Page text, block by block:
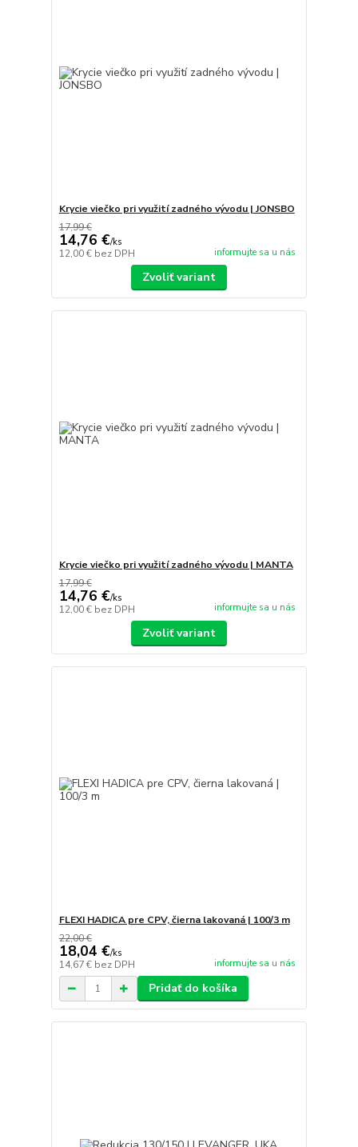
Krycie viečko pri využití zadného vývodu | JONSBO
17,99 €
14,76 €/ks
12,00 € bez DPH informujte sa u nás
Zvoliť variant
Krycie viečko pri využití zadného vývodu | MANTA
17,99 €
14,76 €/ks
12,00 € bez DPH informujte sa u nás
Zvoliť variant
FLEXI HADICA pre CPV, čierna lakovaná | 100/3 m
22,00 €
18,04 €/ks
14,67 € bez DPH informujte sa u nás
Pridať do košíka